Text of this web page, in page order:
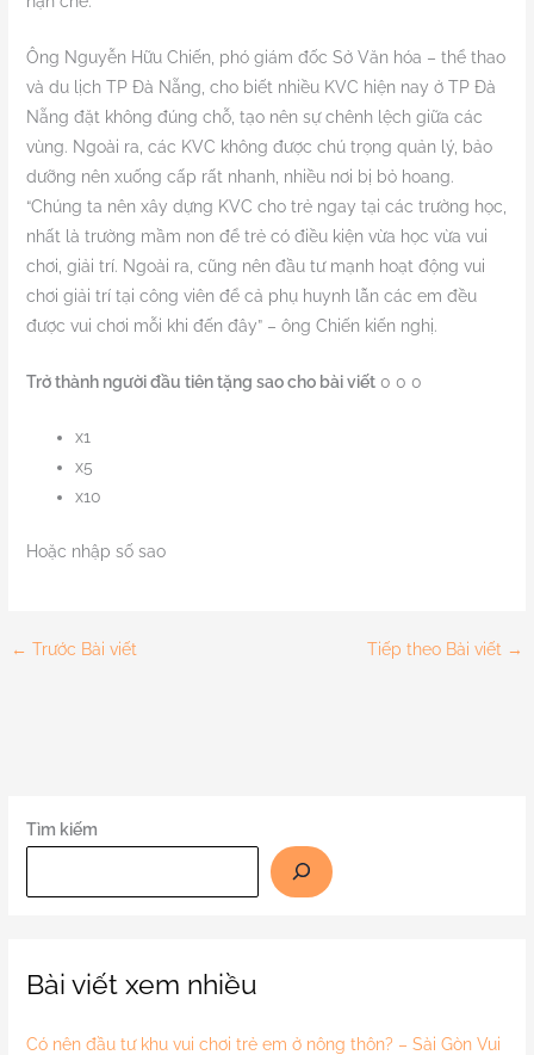
Ông Nguyễn Hữu Chiến, phó giám đốc Sở Văn hóa – thể thao
và du lịch TP Đà Nẵng, cho biết nhiều KVC hiện nay ở TP Đà
Nẵng đặt không đúng chỗ, tạo nên sự chênh lệch giữa các
vùng. Ngoài ra, các KVC không được chú trọng quản lý, bảo
dưỡng nên xuống cấp rất nhanh, nhiều nơi bị bỏ hoang.
“Chúng ta nên xây dựng KVC cho trẻ ngay tại các trường học,
nhất là trường mầm non để trẻ có điều kiện vừa học vừa vui
chơi, giải trí. Ngoài ra, cũng nên đầu tư mạnh hoạt động vui
chơi giải trí tại công viên để cả phụ huynh lẫn các em đều
được vui chơi mỗi khi đến đây” – ông Chiến kiến nghị.
Trở thành người đầu tiên tặng sao cho bài viết 0 0 0
x1
x5
x10
Hoặc nhập số sao
← Trước Bài viết Tiếp theo Bài viết →
Tìm kiếm
Bài viết xem nhiều
Có nên đầu tư khu vui chơi trẻ em ở nông thôn? – Sài Gòn Vui